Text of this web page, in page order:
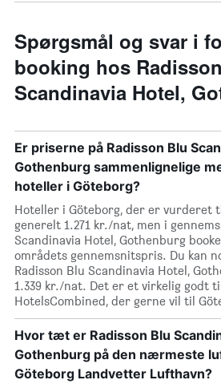
Spørgsmål og svar i
booking hos
Scandinavia Hotel,
Er priserne på Radisson Blu
Gothenburg sammenlignelige
hoteller i Göteborg?
Hoteller i Göteborg, der er vurderet
generelt 1.271 kr./nat, men i
Scandinavia Hotel, Gothenburg
områdets gennemsnitspris. Du kan
Radisson Blu Scandinavia Hotel,
1.339 kr./nat. Det er et virkelig godt
HotelsCombined, der gerne vil til
Hvor tæt er Radisson Blu
Gothenburg på den nærmeste
Göteborg Landvetter Lufthavn?